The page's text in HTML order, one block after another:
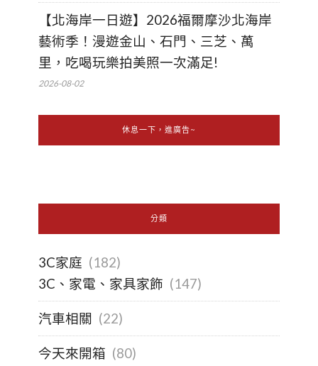
【北海岸一日遊】2026福爾摩沙北海岸
藝術季！漫遊金山、石門、三芝、萬
里，吃喝玩樂拍美照一次滿足!
2026-08-02
休息一下，進廣告~
分類
3C家庭 (182)
3C、家電、家具家飾 (147)
汽車相關 (22)
今天來開箱 (80)